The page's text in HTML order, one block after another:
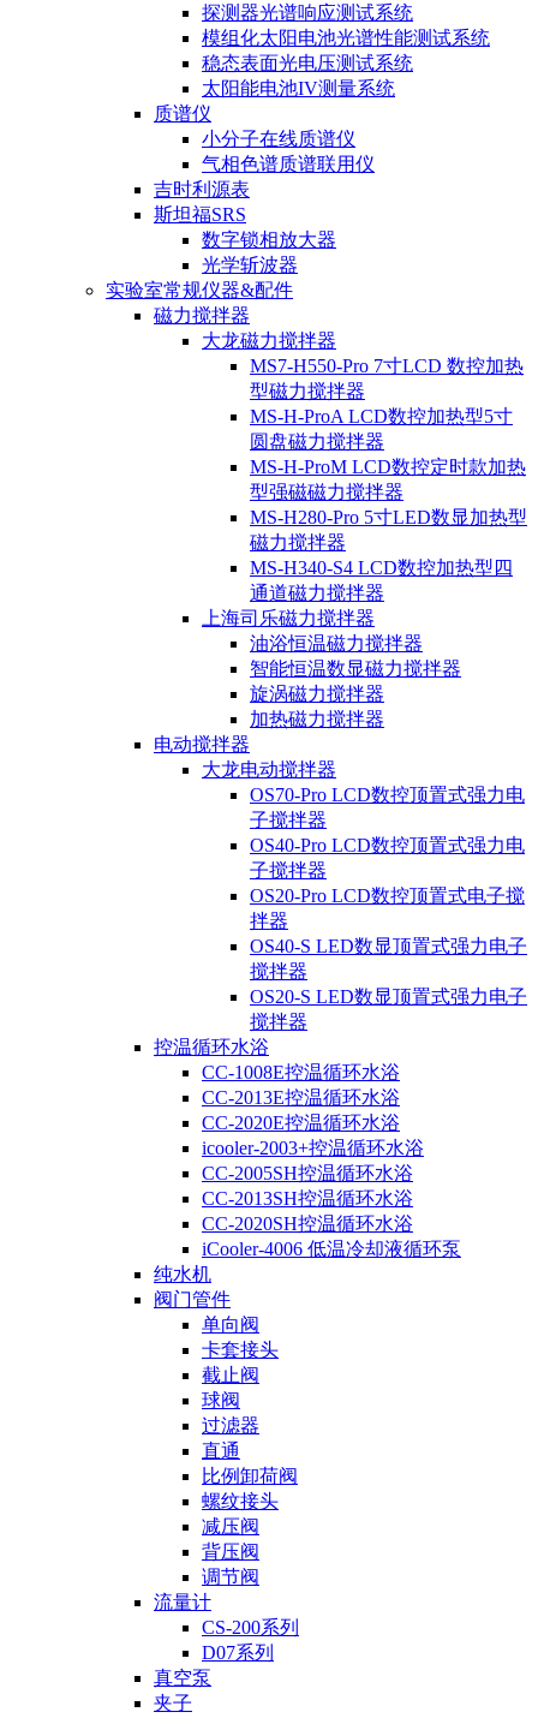
探测器光谱响应测试系统
模组化太阳电池光谱性能测试系统
稳态表面光电压测试系统
太阳能电池IV测量系统
质谱仪
小分子在线质谱仪
气相色谱质谱联用仪
吉时利源表
斯坦福SRS
数字锁相放大器
光学斩波器
实验室常规仪器&配件
磁力搅拌器
大龙磁力搅拌器
MS7-H550-Pro 7寸LCD 数控加热
型磁力搅拌器
MS-H-ProA LCD数控加热型5寸
圆盘磁力搅拌器
MS-H-ProM LCD数控定时款加热
型强磁磁力搅拌器
MS-H280-Pro 5寸LED数显加热型
磁力搅拌器
MS-H340-S4 LCD数控加热型四
通道磁力搅拌器
上海司乐磁力搅拌器
油浴恒温磁力搅拌器
智能恒温数显磁力搅拌器
旋涡磁力搅拌器
加热磁力搅拌器
电动搅拌器
大龙电动搅拌器
OS70-Pro LCD数控顶置式强力电
子搅拌器
OS40-Pro LCD数控顶置式强力电
子搅拌器
OS20-Pro LCD数控顶置式电子搅
拌器
OS40-S LED数显顶置式强力电子
搅拌器
OS20-S LED数显顶置式强力电子
搅拌器
控温循环水浴
CC-1008E控温循环水浴
CC-2013E控温循环水浴
CC-2020E控温循环水浴
icooler-2003+控温循环水浴
CC-2005SH控温循环水浴
CC-2013SH控温循环水浴
CC-2020SH控温循环水浴
iCooler-4006 低温冷却液循环泵
纯水机
阀门管件
单向阀
卡套接头
截止阀
球阀
过滤器
直通
比例卸荷阀
螺纹接头
减压阀
背压阀
调节阀
流量计
CS-200系列
D07系列
真空泵
夹子